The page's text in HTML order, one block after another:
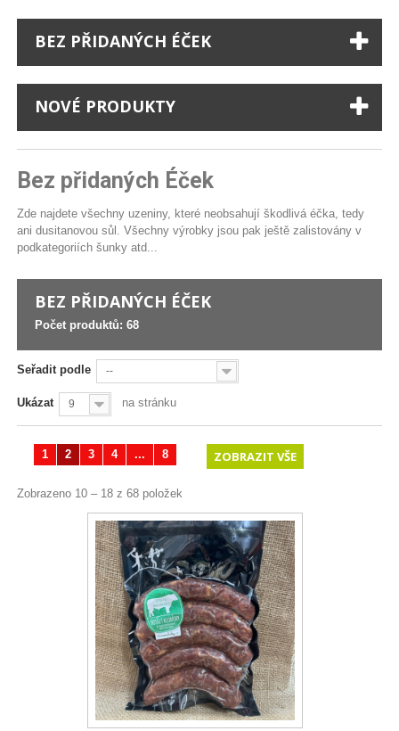
BEZ PŘIDANÝCH ÉČEK
NOVÉ PRODUKTY
Bez přidaných Éček
Zde najdete všechny uzeniny, které neobsahují škodlivá éčka, tedy
ani dusitanovou sůl. Všechny výrobky jsou pak ještě zalistovány v
podkategoriích šunky atd...
BEZ PŘIDANÝCH ÉČEK
Počet produktů: 68
Seřadit podle --
Ukázat 9 na stránku
ZOBRAZIT VŠE
1 2 3 4 ... 8
Zobrazeno 10 – 18 z 68 položek